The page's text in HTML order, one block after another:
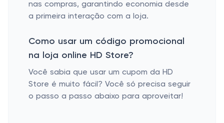
nas compras, garantindo economia desde
a primeira interação com a loja.
Como usar um código promocional
na loja online HD Store?
Você sabia que usar um cupom da HD
Store é muito fácil? Você só precisa seguir
o passo a passo abaixo para aproveitar!